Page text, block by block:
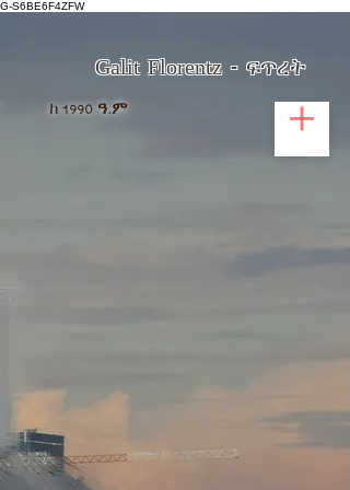
G-S6BE6F4ZFW
ከ 1990 ዓ.ም
Galit Florentz - ፍጥረት